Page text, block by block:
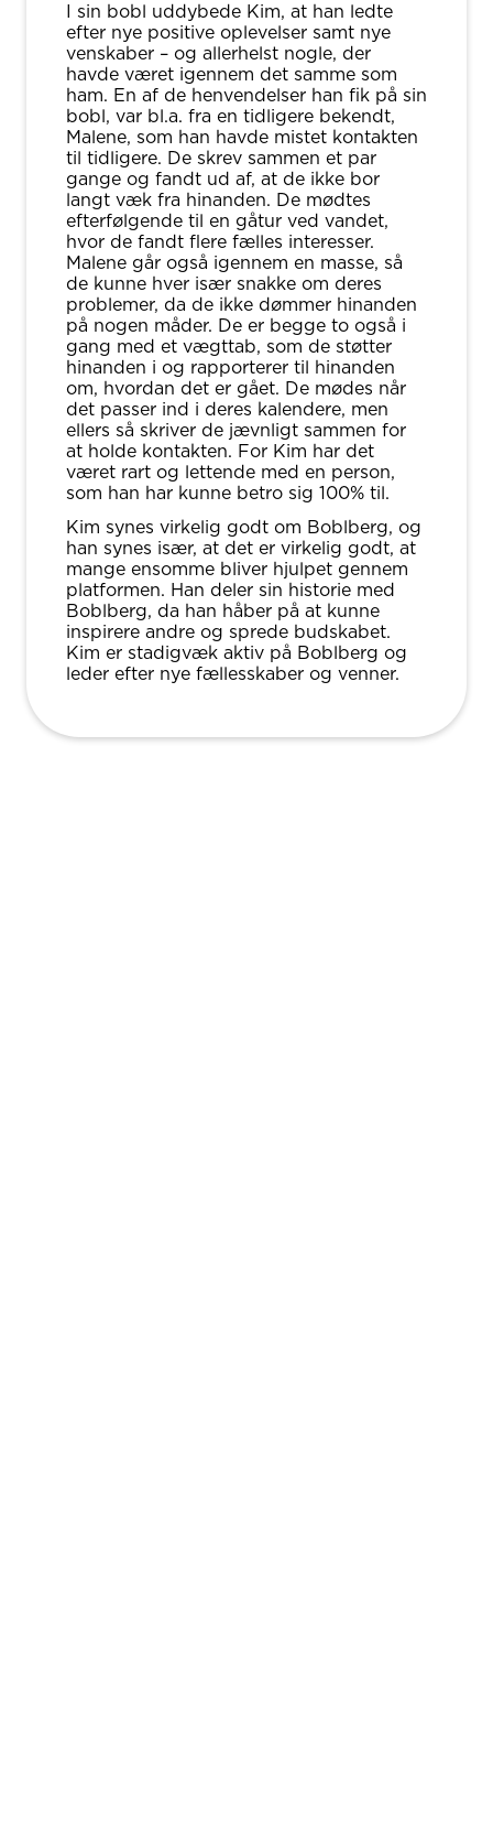
I sin bobl uddybede Kim, at han ledte
efter nye positive oplevelser samt nye
venskaber – og allerhelst nogle, der
havde været igennem det samme som
ham. En af de henvendelser han fik på sin
bobl, var bl.a. fra en tidligere bekendt,
Malene, som han havde mistet kontakten
til tidligere. De skrev sammen et par
gange og fandt ud af, at de ikke bor
langt væk fra hinanden. De mødtes
efterfølgende til en gåtur ved vandet,
hvor de fandt flere fælles interesser.
Malene går også igennem en masse, så
de kunne hver især snakke om deres
problemer, da de ikke dømmer hinanden
på nogen måder. De er begge to også i
gang med et vægttab, som de støtter
hinanden i og rapporterer til hinanden
om, hvordan det er gået. De mødes når
det passer ind i deres kalendere, men
ellers så skriver de jævnligt sammen for
at holde kontakten. For Kim har det
været rart og lettende med en person,
som han har kunne betro sig 100% til.
Kim synes virkelig godt om Boblberg, og
han synes især, at det er virkelig godt, at
mange ensomme bliver hjulpet gennem
platformen. Han deler sin historie med
Boblberg, da han håber på at kunne
inspirere andre og sprede budskabet.
Kim er stadigvæk aktiv på Boblberg og
leder efter nye fællesskaber og venner.